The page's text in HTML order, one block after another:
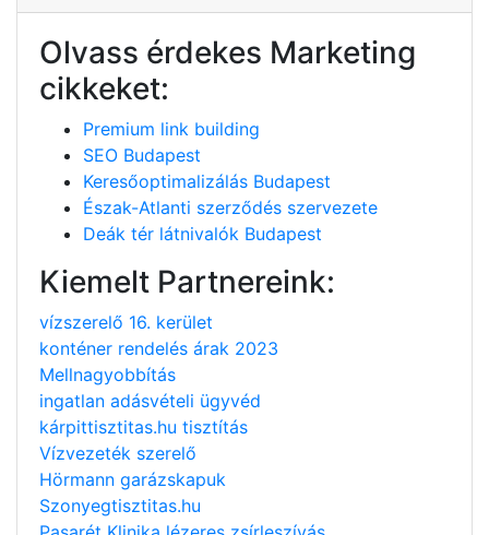
Olvass érdekes Marketing
cikkeket:
Premium link building
SEO Budapest
Keresőoptimalizálás Budapest
Észak-Atlanti szerződés szervezete
Deák tér látnivalók Budapest
Kiemelt Partnereink:
vízszerelő 16. kerület
konténer rendelés árak 2023
Mellnagyobbítás
ingatlan adásvételi ügyvéd
kárpittisztitas.hu tisztítás
Vízvezeték szerelő
Hörmann garázskapuk
Szonyegtisztitas.hu